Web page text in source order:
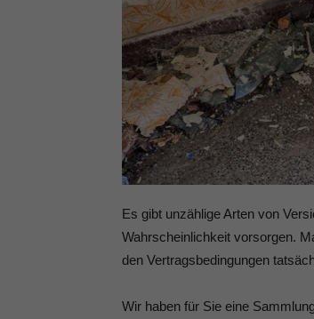
Es gibt unzählige Arten von
Wahrscheinlichkeit vorsorgen.
den Vertragsbedingungen
Wir haben für Sie eine